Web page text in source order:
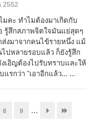
2552
มคะ ทำไมต้องมาเกิดกับ
รู้สึกสภาพจิตใจมันแย่สุดๆ
ส่งมาจากคนไข้รายหนึ่ง แม้
ปหลายรอบแล้ว ก็ยังรู้สึก
อิญต้องไปรับทราบและให้
แรกว่า "เอาอีกแล้ว... ...
8 9 …